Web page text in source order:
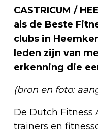
CASTRICUM /
als de Beste
clubs in
leden zijn van
erkenning die
(bron en foto:
De Dutch Fitness
trainers en